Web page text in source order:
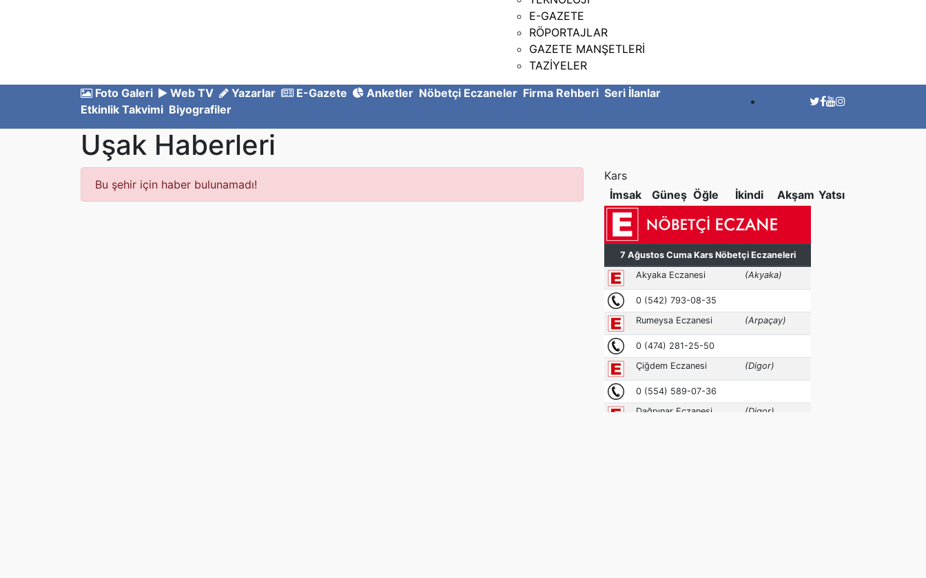
E-GAZETE
RÖPORTAJLAR
GAZETE MANŞETLERİ
TAZİYELER
Foto Galeri
Web TV Yazarlar E-Gazete Anketler Nöbetçi Eczaneler Firma Rehberi Seri İlanlar
Etkinlik Takvimi Biyografiler
Uşak Haberleri
Bu şehir için haber bulunamadı!
Kars
İmsak
Güneş Öğle İkindi Akşam Yatsı